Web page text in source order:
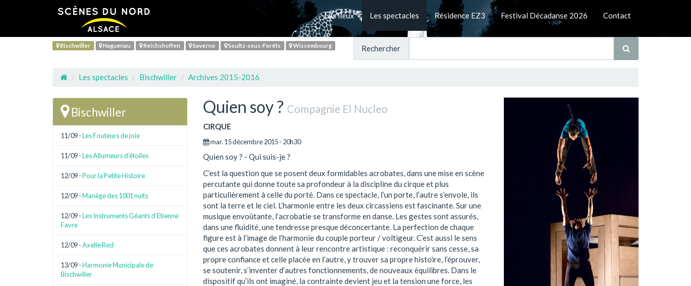
Les lieux Les spectacles Résidence EZ3 Festival Décadanse 2026 Contact
Bischwiller Haguenau Reichshoffen Saverne Soultz-sous-Forêts Wissembourg Rechercher
Les spectacles Bischwiller Archives 2015-2016
Quien soy ? Compagnie El Nucleo
CIRQUE
mar. 15 décembre 2015 - 20h30
Quien soy ? - Qui suis-je ?
C’est la question que se posent deux formidables acrobates, dans une mise en scène
percutante qui donne toute sa profondeur à la discipline du cirque et plus
particulièrement à celle du porté. Dans ce spectacle, l’un porte, l’autre s’envole, ils
sont la terre et le ciel. L’harmonie entre les deux circassiens est fascinante. Sur une
musique envoûtante, l’acrobatie se transforme en danse. Les gestes sont assurés,
dans une fluidité, une tendresse presque déconcertante. La perfection de chaque
figure est à l’image de l’harmonie du couple porteur / voltigeur. C’est aussi le sens
que ces acrobates donnent à leur rencontre artistique : reconquérir sans cesse, sa
propre confiance et celle placée en l’autre, y trouver sa propre histoire, l’éprouver,
se soutenir, s’inventer d’autres fonctionnements, de nouveaux équilibres. Dans le
dispositif qu’ils ont imaginé, la contrainte devient jeu et la tension une force, les
Bischwiller
11/09 -Les Fouteurs de joie
11/09 -Les Allumeurs d’étoiles
12/09 -Pour la Petite Histoire
12/09 -Manège des 1001 nuits
12/09 -Les Instruments Géants d’Etienne
Favre
12/09 -Axelle Red
13/09 -Harmonie Municipale de
Bischwiller